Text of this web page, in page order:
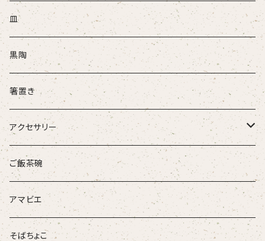
盃
酒注ぎ
皿
黒陶
箸置き
アクセサリー
ループタイ
ブローチ
ご飯茶碗
アマビエ
そばちょこ